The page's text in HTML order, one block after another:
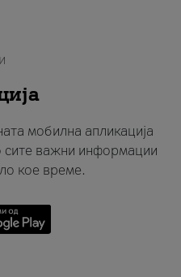
мобилна апликација
сите важни информации
кое време.